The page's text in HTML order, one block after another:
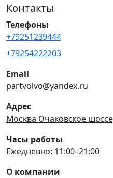
Контакты
Телефоны
+79251239444
+79254222203
Email
partvolvo@yandex.ru
Адрес
Москва Очаковское
Часы работы
Ежедневно: 11:00–21:00
О компании